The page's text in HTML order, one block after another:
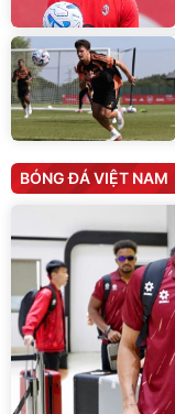
BÓNG ĐÁ VIỆT NAM